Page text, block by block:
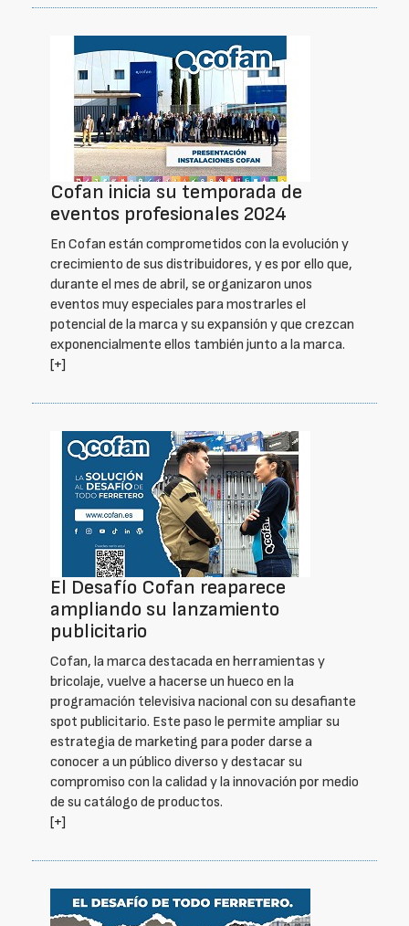
Cofan inicia su temporada de
eventos profesionales 2024
En Cofan están comprometidos con la evolución y
crecimiento de sus distribuidores, y es por ello que,
durante el mes de abril, se organizaron unos
eventos muy especiales para mostrarles el
potencial de la marca y su expansión y que crezcan
exponencialmente ellos también junto a la marca.
[+]
El Desafío Cofan reaparece
ampliando su lanzamiento
publicitario
Cofan, la marca destacada en herramientas y
bricolaje, vuelve a hacerse un hueco en la
programación televisiva nacional con su desafiante
spot publicitario. Este paso le permite ampliar su
estrategia de marketing para poder darse a
conocer a un público diverso y destacar su
compromiso con la calidad y la innovación por medio
de su catálogo de productos.
[+]